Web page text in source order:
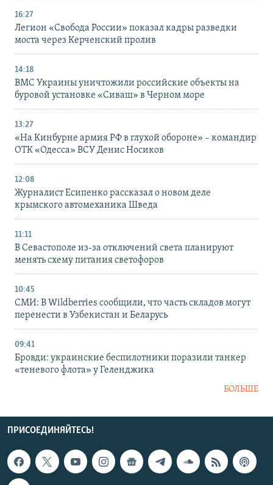
16:27
Легион «Свобода России» показал кадры разведки
моста через Керченский пролив
14:18
ВМС Украины уничтожили российские объекты на
буровой установке «Сиваш» в Черном море
13:27
«На Кинбурне армия РФ в глухой обороне» – командир
ОТК «Одесса» ВСУ Денис Носиков
12:08
Журналист Есипенко рассказал о новом деле
крымского автомеханика Шведа
11:11
В Севастополе из-за отключений света планируют
менять схему питания светофоров
10:45
СМИ: В Wildberries сообщили, что часть складов могут
перенести в Узбекистан и Беларусь
09:41
Бровди: украинские беспилотники поразили танкер
«теневого флота» у Геленджика
БОЛЬШЕ
ПРИСОЕДИНЯЙТЕСЬ!